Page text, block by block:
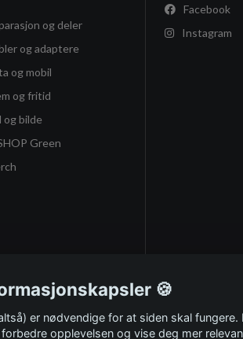
og deler
og adaptere
og mobil
og fritid
og bilde
Green
Facebook
Instagram
🍪
er nødvendige for at siden skal fungere.
opplevelsen og vise deg mer